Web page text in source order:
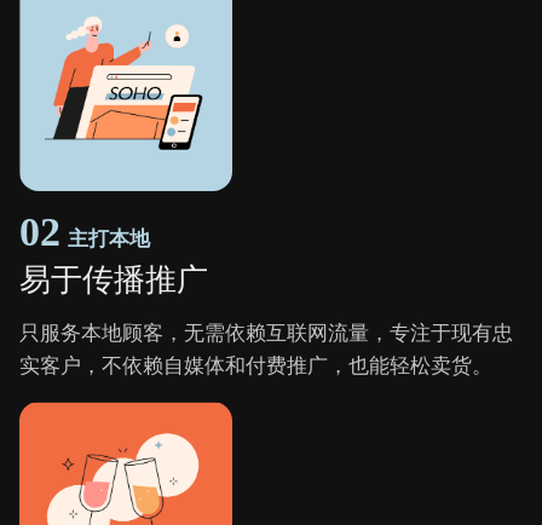
02 主打本地
易于传播推广
只服务本地顾客，无需依赖互联网流量，专注于现有忠
实客户，不依赖自媒体和付费推广，也能轻松卖货。